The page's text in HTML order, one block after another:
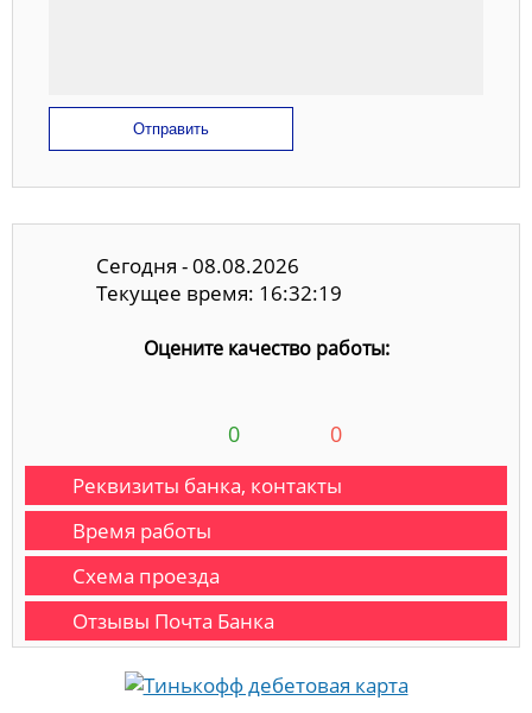
Отправить
Сегодня - 08.08.2026
Текущее время: 16:32:20
Оцените качество работы:
0 0
Реквизиты банка, контакты
Время работы
Схема проезда
Отзывы Почта Банка